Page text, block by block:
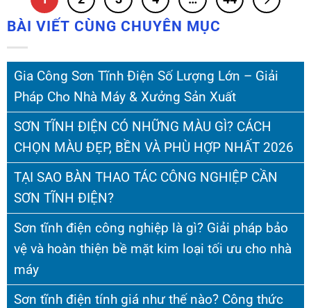
BÀI VIẾT CÙNG CHUYÊN MỤC
Gia Công Sơn Tĩnh Điện Số Lượng Lớn – Giải
Pháp Cho Nhà Máy & Xưởng Sản Xuất
SƠN TĨNH ĐIỆN CÓ NHỮNG MÀU GÌ? CÁCH
CHỌN MÀU ĐẸP, BỀN VÀ PHÙ HỢP NHẤT 2026
TẠI SAO BÀN THAO TÁC CÔNG NGHIỆP CẦN
SƠN TĨNH ĐIỆN?
Sơn tĩnh điện công nghiệp là gì? Giải pháp bảo
vệ và hoàn thiện bề mặt kim loại tối ưu cho nhà
máy
Sơn tĩnh điện tính giá như thế nào? Công thức